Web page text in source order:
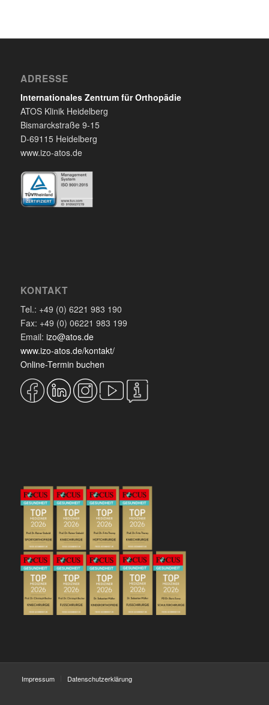
ADRESSE
Internationales Zentrum für Orthopädie
ATOS Klinik Heidelberg
Bismarckstraße 9-15
D-69115 Heidelberg
www.izo-atos.de
KONTAKT
Tel.: +49 (0) 6221 983 190
Fax: +49 (0) 06221 983 199
Email: izo@atos.de
www.izo-atos.de/kontakt/
Online-Termin buchen
Impressum Datenschutzerklärung